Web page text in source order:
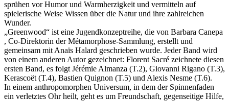
sprühen vor Humor und Warmherzigkeit und vermitteln auf
spielerische Weise Wissen über die Natur und ihre zahlreichen
Wunder.
„Greenwood“ ist eine Jugendkonzeptreihe, die von Barbara Canepa
, Co-Direktorin der Métamorphose-Sammlung, erstellt und
gemeinsam mit Anaïs Halard geschrieben wurde. Jeder Band wird
von einem anderen Autor gezeichnet: Florent Sacré zeichnete diesen
ersten Band, es folgt Jérémie Almanza (T.2), Giovanni Rigano (T.3),
Kerascoët (T.4), Bastien Quignon (T.5) und Alexis Nesme (T.6).
In einem anthropomorphen Universum, in dem der Spinnenfaden
ein verletztes Ohr heilt, geht es um Freundschaft, gegenseitige Hilfe,